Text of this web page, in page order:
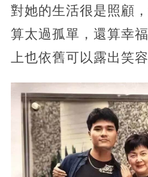
對她的生活很是照顧
算太過孤單，還算幸
上也依舊可以露出笑容